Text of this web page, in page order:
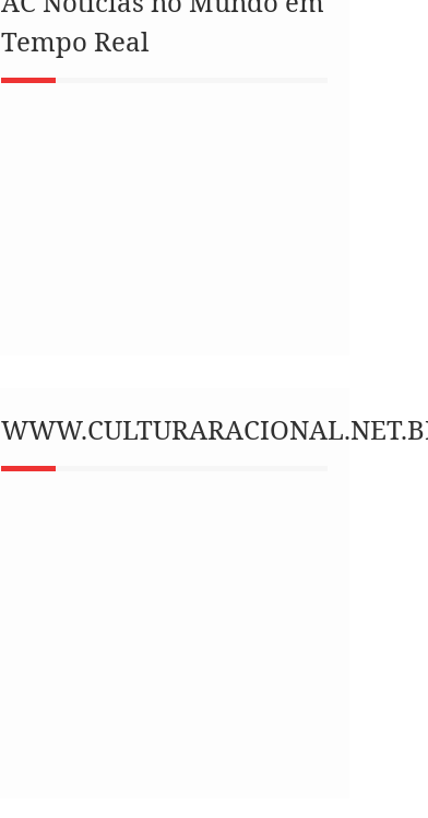
Tempo Real